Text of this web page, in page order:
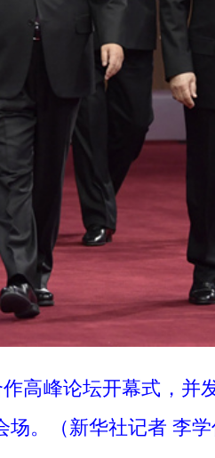
高峰论坛开幕式，并
。（新华社记者 李学